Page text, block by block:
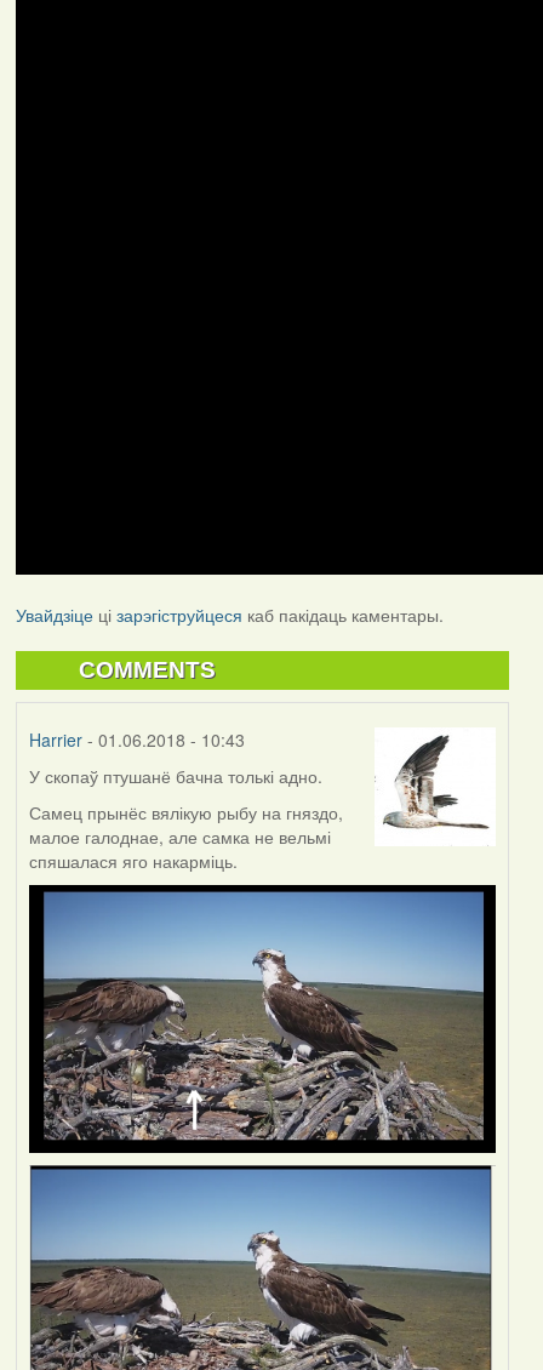
Увайдзіцеці зарэгіструйцеся каб пакідаць каментары.
COMMENTS
Harrier- 01.06.2018 - 10:43
У скопаў птушанё бачна толькі адно.
Самец прынёс вялікую рыбу на гняздо,
малое галоднае, але самка не вельмі
спяшалася яго накарміць.